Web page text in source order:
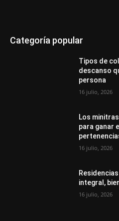
Categoría popular
Tipos de
descanso
persona
16 julio, 2026
Los
para ganar
16 julio, 2026
integral,
16 julio, 2026